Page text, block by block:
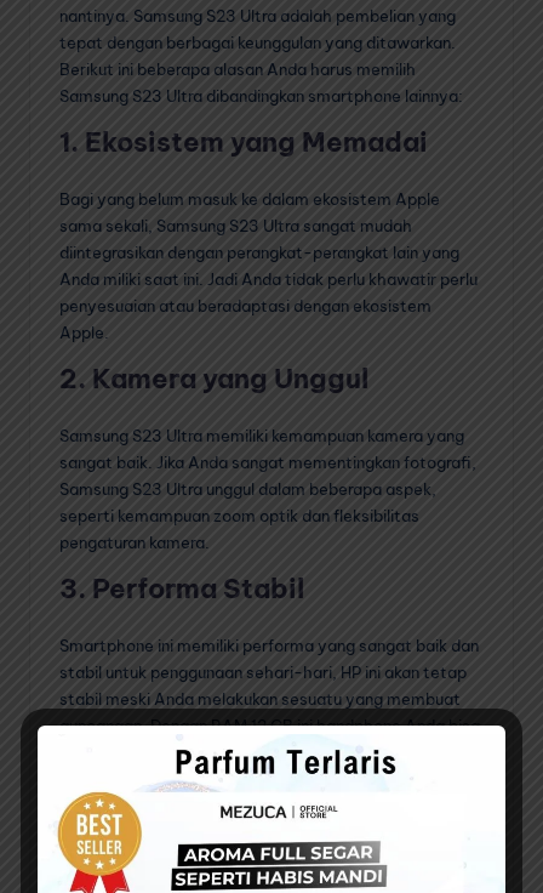
nantinya. Samsung S23 Ultra adalah pembelian yang
tepat dengan berbagai keunggulan yang ditawarkan.
Berikut ini beberapa alasan Anda harus memilih
Samsung S23 Ultra dibandingkan smartphone lainnya:
1. Ekosistem yang Memadai
Bagi yang belum masuk ke dalam ekosistem Apple
sama sekali, Samsung S23 Ultra sangat mudah
diintegrasikan dengan perangkat-perangkat lain yang
Anda miliki saat ini. Jadi Anda tidak perlu khawatir perlu
penyesuaian atau beradaptasi dengan ekosistem
Apple.
2. Kamera yang Unggul
Samsung S23 Ultra memiliki kemampuan kamera yang
sangat baik. Jika Anda sangat mementingkan fotografi,
Samsung S23 Ultra unggul dalam beberapa aspek,
seperti kemampuan zoom optik dan fleksibilitas
pengaturan kamera.
3. Performa Stabil
Smartphone ini memiliki performa yang sangat baik dan
stabil untuk penggunaan sehari-hari, HP ini akan tetap
stabil meski Anda melakukan sesuatu yang membuat
guncangan. Dengan RAM 12 GB ini handphone Anda bisa
menjalankan banyak aplikasi secara bersamaan tanpa
menyebabkan ponsel menjadi lambat atau ngelag.
4. Daya tahan baterai
Samsung S23 Ultra memiliki baterai berkapasitas 5.000